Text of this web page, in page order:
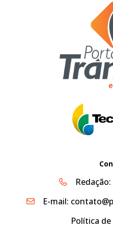
Redação:
E-mail:
Política